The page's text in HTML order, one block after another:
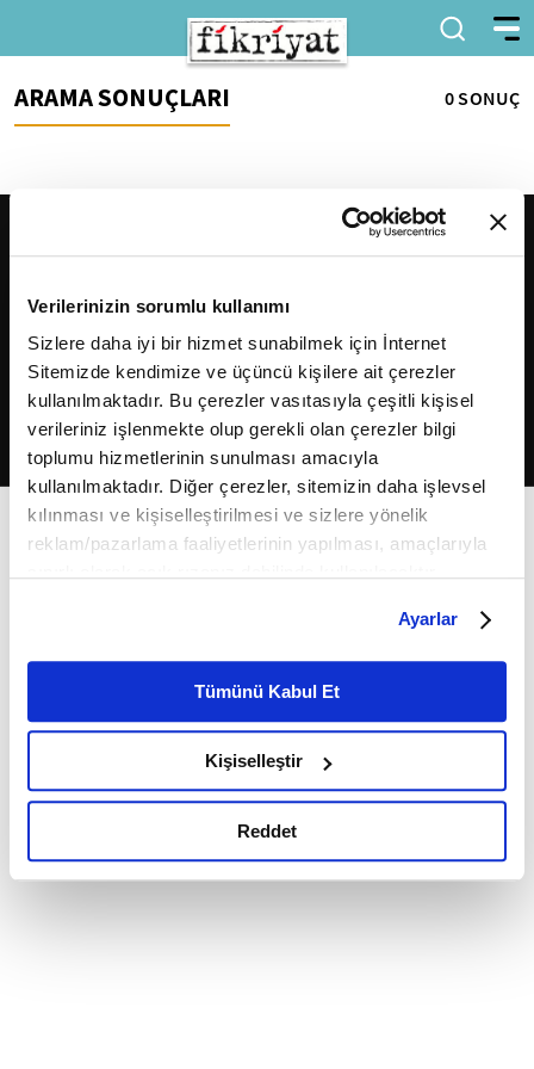
Verilerinizin sorumlu kullanımı
Sizlere daha iyi bir hizmet sunabilmek için İnternet
Sitemizde kendimize ve üçüncü kişilere ait çerezler
kullanılmaktadır. Bu çerezler vasıtasıyla çeşitli kişisel
verileriniz işlenmekte olup gerekli olan çerezler bilgi
toplumu hizmetlerinin sunulması amacıyla
kullanılmaktadır. Diğer çerezler, sitemizin daha işlevsel
kılınması ve kişiselleştirilmesi ve sizlere yönelik
reklam/pazarlama faaliyetlerinin yapılması, amaçlarıyla
belirleyebilirsiniz. Çerezlere ilişkin detaylı bilgi için
Ayarlar butonuna tıklayabilir,Çerez Bilgilendirme
Metnimizi ziyaret edebilirsiniz.
6698 sayılı Kişisel Verilerin Korunması Kanunu uyarınca
okumak ve sitemizi ziyaretiniz kapsamında
gerçekleştirilen veri işleme faaliyetleri ile ilgili daha
detaylı bilgi almak için lütfentıklayınız.
Ayarlar
Tümünü Kabul Et
Kişiselleştir
Reddet
ARAMA SONUÇLARI 0 SONUÇ
2026Fikriyat. Tüm hakları saklıdır.